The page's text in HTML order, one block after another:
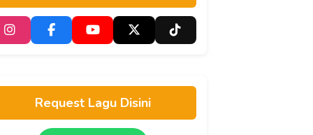
Request Lagu Disini